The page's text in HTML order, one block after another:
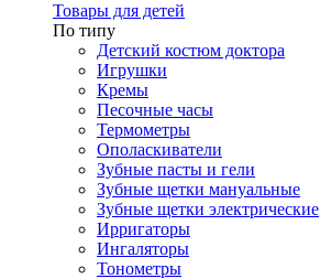
Товары для детей
По типу
Детский костюм доктора
Игрушки
Кремы
Песочные часы
Термометры
Ополаскиватели
Зубные пасты и гели
Зубные щетки мануальные
Зубные щетки электрические
Ирригаторы
Ингаляторы
Тонометры